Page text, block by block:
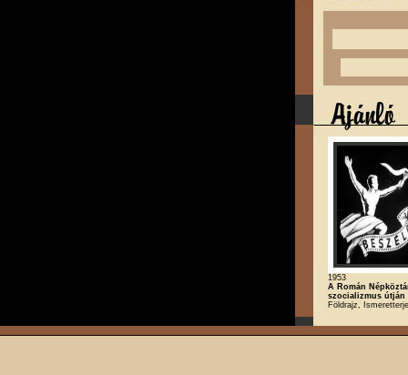
1953
A Román
szocializmus útján
Földrajz,